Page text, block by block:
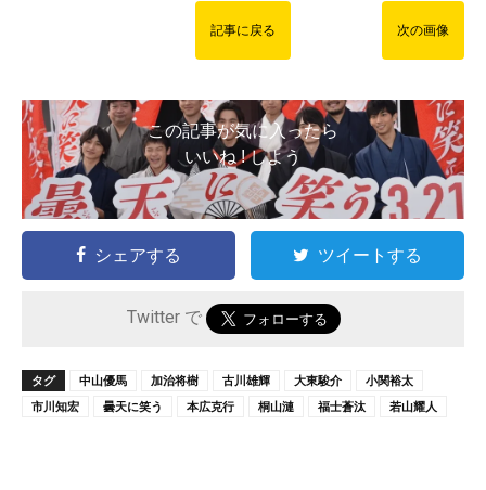
記事に戻る 次の画像
この記事が気に入ったら
いいね ! しよう
シェアする ツイートする
Twitter で
タグ 中山優馬 加治将樹 古川雄輝 大東駿介
小関裕太
市川知宏
曇天に笑う 本広克行 桐山漣 福士蒼汰 若山耀人